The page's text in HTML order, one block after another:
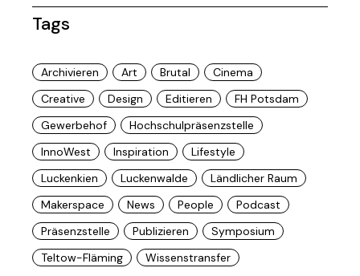
Tags
Archivieren Art Brutal
Cinema
Creative
Design Editieren
FH Potsdam
Gewerbehof
Hochschulpräsenzstelle
InnoWest
Inspiration
Lifestyle
Luckenkien
Luckenwalde
Ländlicher Raum
Makerspace
News People
Podcast
Präsenzstelle
Publizieren
Symposium
Teltow-Fläming
Wissenstransfer